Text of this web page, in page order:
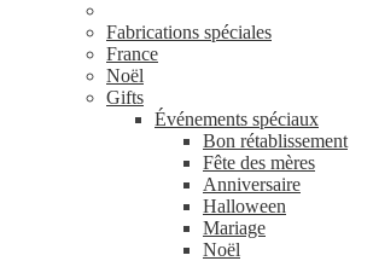
Fabrications spéciales
France
Noël
Gifts
Événements spéciaux
Bon rétablissement
Fête des mères
Anniversaire
Halloween
Mariage
Noël